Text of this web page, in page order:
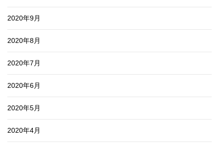
2020年9月
2020年8月
2020年7月
2020年6月
2020年5月
2020年4月